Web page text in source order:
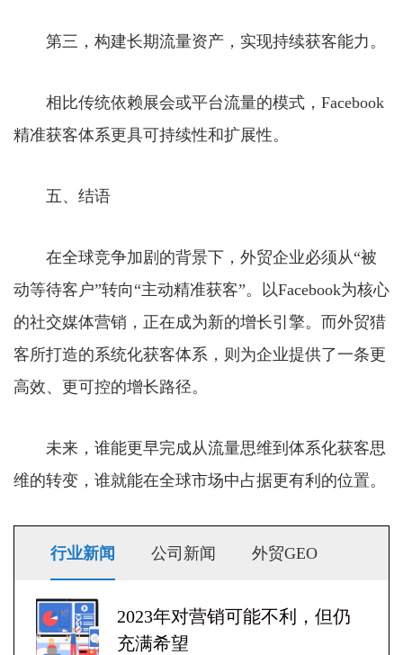
第三，构建长期流量资产，实现持续获客能力。
相比传统依赖展会或平台流量的模式，Facebook
精准获客体系更具可持续性和扩展性。
五、结语
在全球竞争加剧的背景下，外贸企业必须从“被
动等待客户”转向“主动精准获客”。以Facebook为核心
的社交媒体营销，正在成为新的增长引擎。而外贸猎
客所打造的系统化获客体系，则为企业提供了一条更
高效、更可控的增长路径。
未来，谁能更早完成从流量思维到体系化获客思
维的转变，谁就能在全球市场中占据更有利的位置。
行业新闻 公司新闻 外贸GEO
2023年对营销可能不利，但仍
充满希望